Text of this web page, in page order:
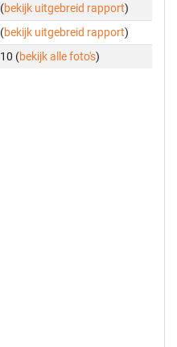
(bekijk uitgebreid rapport)
(bekijk uitgebreid rapport)
10 (bekijk alle foto's)